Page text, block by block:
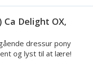
Delight OX,
dressur pony
og lyst til at lære!